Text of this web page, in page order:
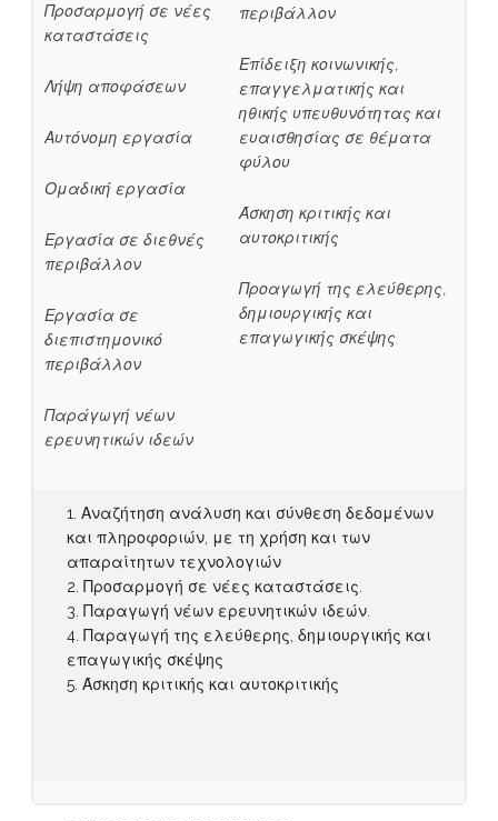
Προσαρμογή σε νέες
καταστάσεις
Λήψη αποφάσεων
Αυτόνομη εργασία
Ομαδική εργασία
Εργασία σε διεθνές
περιβάλλον
Εργασία σε
διεπιστημονικό
περιβάλλον
Παράγωγή νέων
ερευνητικών ιδεών
περιβάλλον
Επίδειξη κοινωνικής,
επαγγελματικής και
ηθικής υπευθυνότητας και
ευαισθησίας σε θέματα
φύλου
Άσκηση κριτικής και
αυτοκριτικής
Προαγωγή της ελεύθερης,
δημιουργικής και
επαγωγικής σκέψης
Αναζήτηση ανάλυση και σύνθεση δεδομένων
και πληροφοριών, με τη χρήση και των
απαραίτητων τεχνολογιών
Προσαρμογή σε νέες καταστάσεις.
Παραγωγή νέων ερευνητικών ιδεών.
Παραγωγή της ελεύθερης, δημιουργικής και
επαγωγικής σκέψης
Άσκηση κριτικής και αυτοκριτικής